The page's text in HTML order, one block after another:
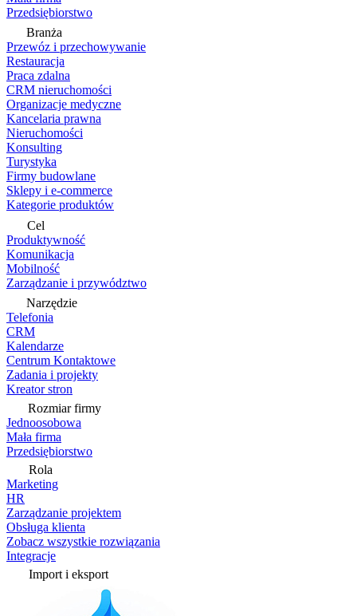
Przedsiębiorstwo
Branża
Przewóz i przechowywanie
Restauracja
Praca zdalna
CRM nieruchomości
Organizacje medyczne
Kancelaria prawna
Nieruchomości
Konsulting
Turystyka
Firmy budowlane
Sklepy i e-commerce
Kategorie produktów
Cel
Produktywność
Komunikacja
Mobilność
Zarządzanie i przywództwo
Narzędzie
Telefonia
CRM
Kalendarze
Centrum Kontaktowe
Zadania i projekty
Kreator stron
Rozmiar firmy
Jednoosobowa
Mała firma
Przedsiębiorstwo
Rola
Marketing
HR
Zarządzanie projektem
Obsługa klienta
Zobacz wszystkie rozwiązania
Integracje
Import i eksport